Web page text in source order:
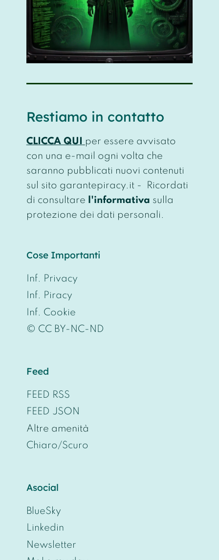
Restiamo in contatto
CLICCA QUI per essere avvisato
con una e-mail ogni volta che
saranno pubblicati nuovi contenuti
sul sito garantepiracy.it - Ricordati
di consultare l'informativa sulla
protezione dei dati personali.
Cose Importanti
Inf. Privacy
Inf. Piracy
Inf. Cookie
© CC BY-NC-ND
Feed
FEED RSS
FEED JSON
Altre amenità
Chiaro/Scuro
Asocial
BlueSky
Linkedin
Newsletter